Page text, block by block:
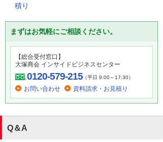
積り
まずはお気軽にご相談ください。
【総合受付窓口】
大塚商会 インサイドビジネスセンター
0120-579-215（平日 9:00～17:30）
お問い合わせ 資料請求・お見積り
Q＆A